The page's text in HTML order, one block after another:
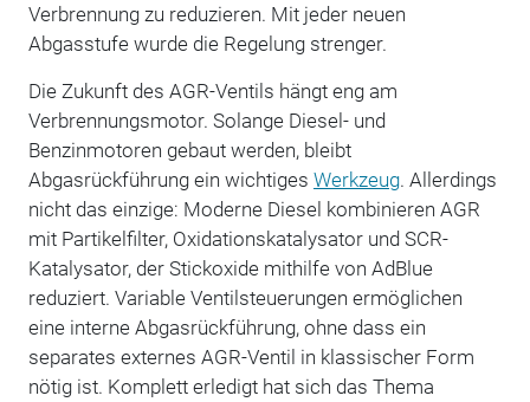
Verbrennung zu reduzieren. Mit jeder neuen
Abgasstufe wurde die Regelung strenger.
Die Zukunft des AGR-Ventils hängt eng am
Verbrennungsmotor. Solange Diesel- und
Benzinmotoren gebaut werden, bleibt
Abgasrückführung ein wichtiges Werkzeug. Allerdings
nicht das einzige: Moderne Diesel kombinieren AGR
mit Partikelfilter, Oxidationskatalysator und SCR-
Katalysator, der Stickoxide mithilfe von AdBlue
reduziert. Variable Ventilsteuerungen ermöglichen
eine interne Abgasrückführung, ohne dass ein
separates externes AGR-Ventil in klassischer Form
nötig ist. Komplett erledigt hat sich das Thema